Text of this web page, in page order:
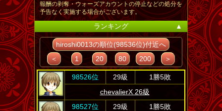
報酬の剥奪・ウォーズアカウントの停止などの処分を
予告なく実施する場合がございます。
ランキング ▲
hiroshi0013の順位(98536位)付近へ
＜
1 20 80 200 ＞
98526位 29級
1勝5敗
chevalierX 26級
98527位
29級
1勝5敗